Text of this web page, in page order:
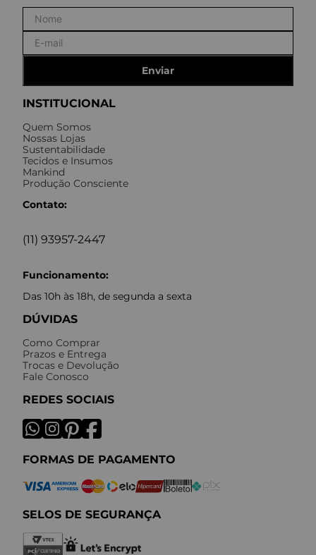
INSTITUCIONAL
Quem Somos
Nossas Lojas
Sustentabilidade
Tecidos e Insumos
Mankind
Produção Consciente
Contato:
(11) 93957-2447
Funcionamento:
Das 10h às 18h, de segunda a sexta
DÚVIDAS
Como Comprar
Prazos e Entrega
Trocas e Devolução
Fale Conosco
REDES SOCIAIS
FORMAS DE PAGAMENTO
SELOS DE SEGURANÇA
Enviar